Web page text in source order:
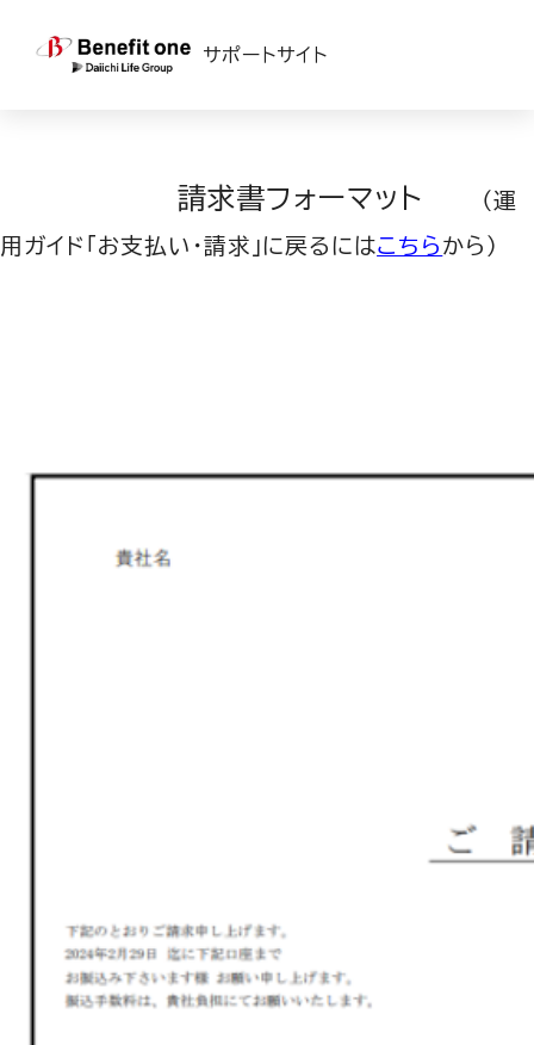
サポートサイト
> 請求書
請求書フォーマット （運
用ガイド「お支払い・請求」に戻るにはこちら から ）